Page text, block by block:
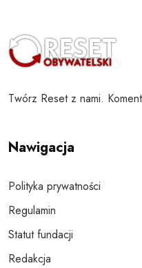
Twórz Reset z nami.
Nawigacja
Polityka prywatności
Regulamin
Statut fundacji
Redakcja